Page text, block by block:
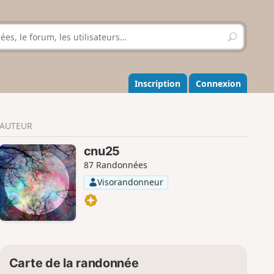
R
e
h
e
r
r
Inscription Connexion
AUTEUR
cnu25
87 Randonnées
Visorandonneur
Carte de la randonnée